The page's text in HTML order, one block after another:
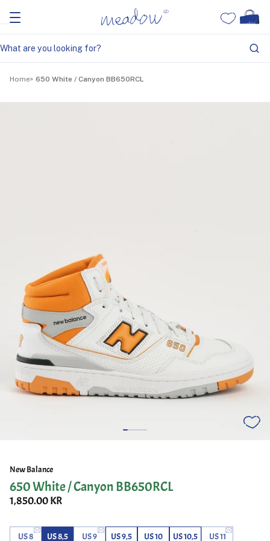
Home 650 White / Canyon BB650RCL
New Balance
650 White / Canyon BB650RCL
1,850.00 KR
US 8 US 8,5 US 9 US 9,5 US 10 US 10,5
US 11